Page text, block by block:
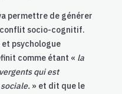
permettre de générer
conflit socio-cognitif.
psychologue
comme étant « la
qui est
» et dit que le